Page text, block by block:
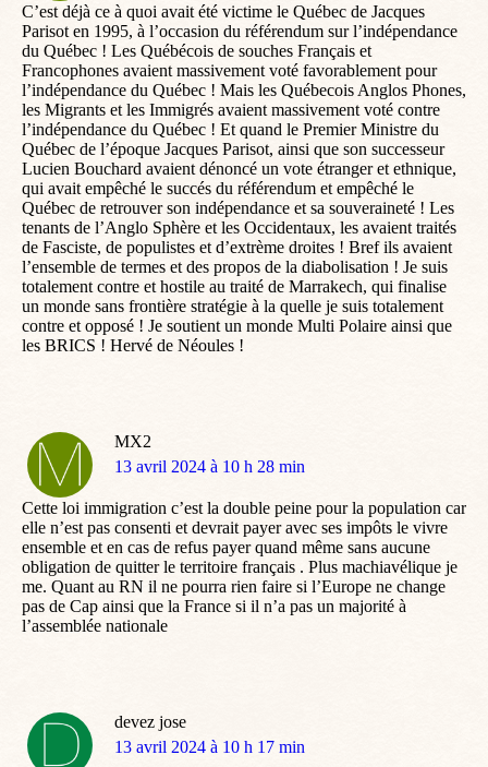
C’est déjà ce à quoi avait été victime le Québec de Jacques
Parisot en 1995, à l’occasion du référendum sur l’indépendance
du Québec ! Les Québécois de souches Français et
Francophones avaient massivement voté favorablement pour
l’indépendance du Québec ! Mais les Québecois Anglos Phones,
les Migrants et les Immigrés avaient massivement voté contre
l’indépendance du Québec ! Et quand le Premier Ministre du
Québec de l’époque Jacques Parisot, ainsi que son successeur
Lucien Bouchard avaient dénoncé un vote étranger et ethnique,
qui avait empêché le succés du référendum et empêché le
Québec de retrouver son indépendance et sa souveraineté ! Les
tenants de l’Anglo Sphère et les Occidentaux, les avaient traités
de Fasciste, de populistes et d’extrème droites ! Bref ils avaient
l’ensemble de termes et des propos de la diabolisation ! Je suis
totalement contre et hostile au traité de Marrakech, qui finalise
un monde sans frontière stratégie à la quelle je suis totalement
contre et opposé ! Je soutient un monde Multi Polaire ainsi que
les BRICS ! Hervé de Néoules !
MX2
dit
13 avril 2024 à 10 h 28 min
Cette loi immigration c’est la double peine pour la population car
elle n’est pas consenti et devrait payer avec ses impôts le vivre
ensemble et en cas de refus payer quand même sans aucune
obligation de quitter le territoire français . Plus machiavélique je
me. Quant au RN il ne pourra rien faire si l’Europe ne change
pas de Cap ainsi que la France si il n’a pas un majorité à
l’assemblée nationale
devez jose
dit
13 avril 2024 à 10 h 17 min